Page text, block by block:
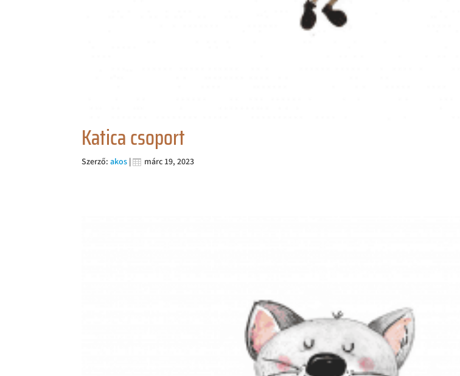
Katica csoport
Szerző:akos | márc 19, 2023